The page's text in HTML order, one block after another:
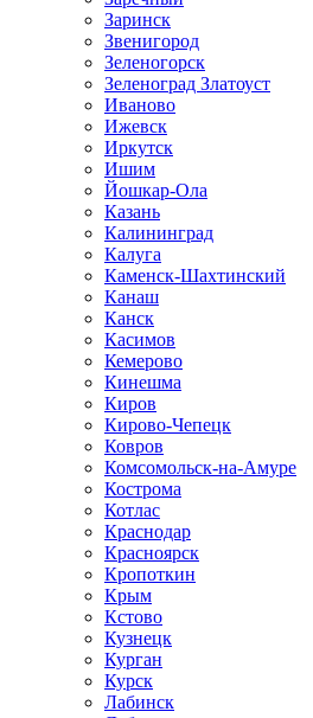
Заринск
Звенигород
Зеленогорск
Зеленоград Златоуст
Иваново
Ижевск
Иркутск
Ишим
Йошкар-Ола
Казань
Калининград
Калуга
Каменск-Шахтинский
Канаш
Канск
Касимов
Кемерово
Кинешма
Киров
Кирово-Чепецк
Ковров
Комсомольск-на-Амуре
Кострома
Котлас
Краснодар
Красноярск
Кропоткин
Крым
Кстово
Кузнецк
Курган
Курск
Лабинск